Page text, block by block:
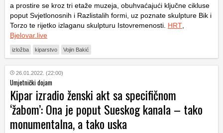
a prostire se kroz tri etaže muzeja, obuhvaćajući ključne cikluse
poput Svjetlonosnih i Razlistalih formi, uz poznate skulpture Bik i
Torzo te rijetko izlaganu skulpturu Istovremenosti. HRT
Bjelovar.live
izložba kiparstvo Vojin Bakić
26.01.2022. (22:00)
Umjetnički dojam
Kipar izradio ženski akt sa specifičnom
‘žabom’: Ona je poput Sueskog kanala – tako
monumentalna, a tako uska